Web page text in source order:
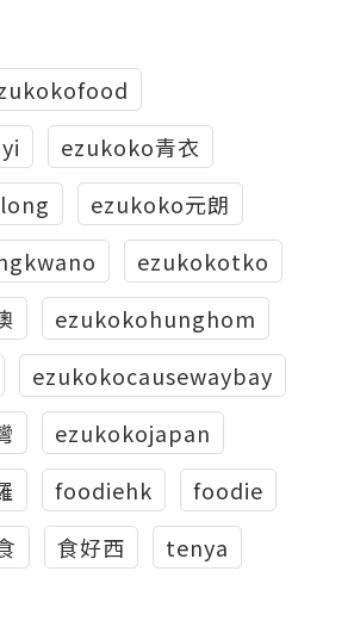
ezukoko青衣
ezukoko元朗
ezukokotko
ezukokohunghom
ezukokocausewaybay
ezukokojapan
foodiehk
foodie
食好西
tenya